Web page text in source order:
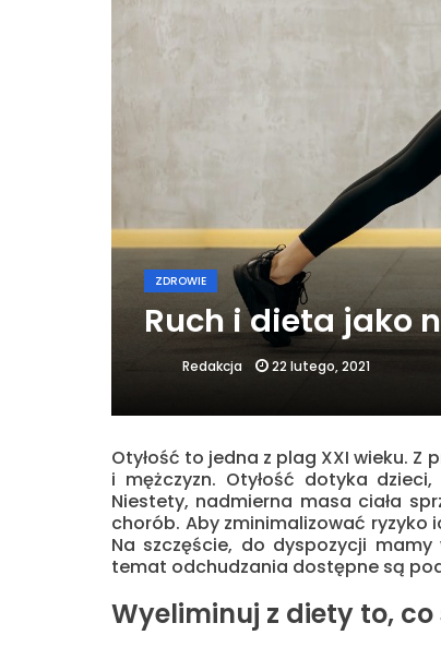
ZDROWIE
Ruch i dieta jako
Redakcja 22 lutego, 2021
Otyłość to jedna z plag XXI wieku.
i mężczyzn. Otyłość dotyka
Niestety, nadmierna masa ciała
chorób. Aby zminimalizować ryzyko
Na szczęście, do dyspozycji
temat odchudzania dostępne są
Wyeliminuj z diety to,